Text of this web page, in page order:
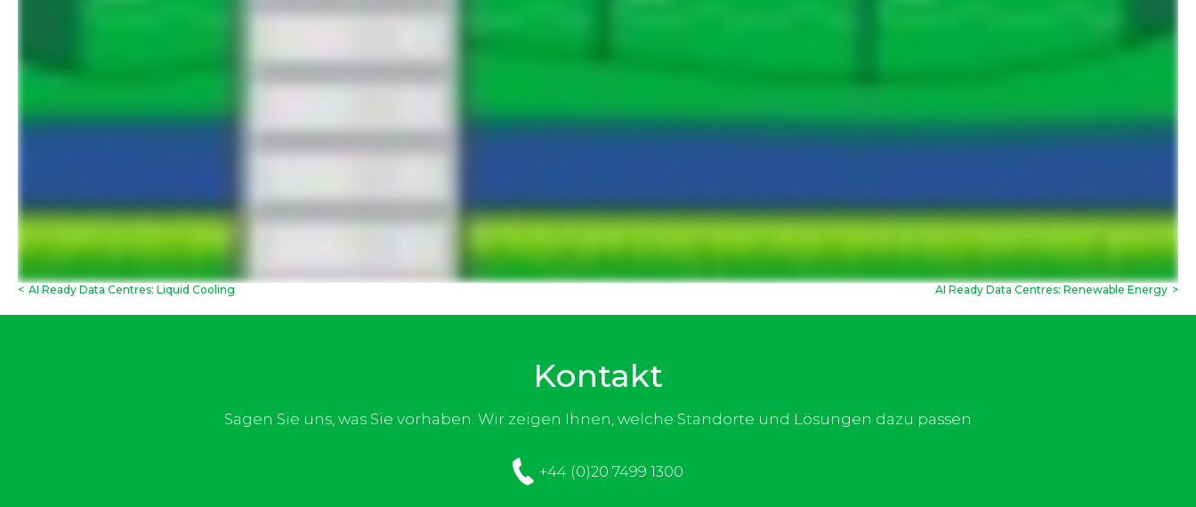
< AI Ready Data Centres: Liquid Cooling AI Ready Data Centres: Renewable Energy >
Kontakt
Sagen Sie uns, was Sie vorhaben. Wir zeigen Ihnen, welche Standorte und Lösungen dazu passen
+44 (0)20 7499 1300